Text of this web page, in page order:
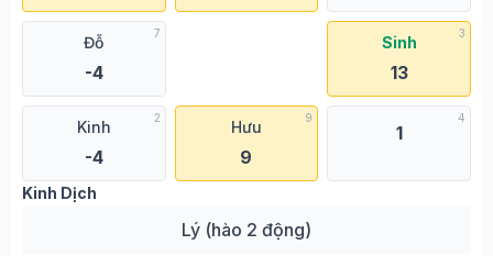
7
Đỗ
-4
3
Sinh
13
2
Kinh
-4
9
Hưu
9
4
1
Kinh Dịch
Lý (hào 2 động)